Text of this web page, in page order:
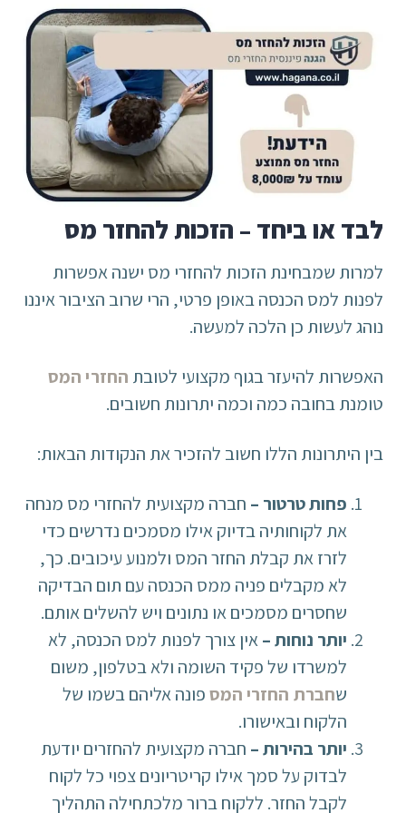
לבד או ביחד – הזכות להחזר מס
למרות שמבחינת הזכות להחזרי מס ישנה אפשרות
לפנות למס הכנסה באופן פרטי, הרי שרוב הציבור איננו
נוהג לעשות כן הלכה למעשה.
האפשרות להיעזר בגוף מקצועי לטובת החזרי המס
טומנת בחובה כמה וכמה יתרונות חשובים.
בין היתרונות הללו חשוב להזכיר את הנקודות הבאות:
פחות טרטור – חברה מקצועית להחזרי מס מנחה
את לקוחותיה בדיוק אילו מסמכים נדרשים כדי
לזרז את קבלת החזר המס ולמנוע עיכובים. כך,
לא מקבלים פניה ממס הכנסה עם תום הבדיקה
שחסרים מסמכים או נתונים ויש להשלים אותם.
יותר נוחות –אין צורך לפנות למס הכנסה, לא
למשרדו של פקיד השומה ולא בטלפון, משום
שחברת החזרי המספונה אליהם בשמו של
הלקוח ובאישורו.
יותר בהירות – חברה מקצועית להחזרים יודעת
לבדוק על סמך אילו קריטריונים צפוי כל לקוח
לקבל החזר. ללקוח ברור מלכתחילה התהליך